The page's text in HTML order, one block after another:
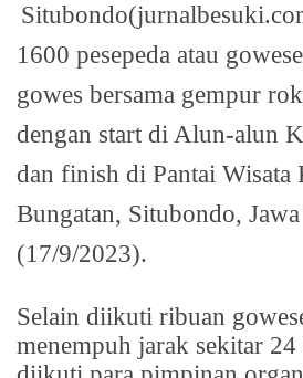
1600 pesepeda atau
gowes bersama gempur
dengan start di Alun-alun
dan finish di Pantai Wisata
Bungatan, Situbondo,
(17/9/2023).
Selain diikuti ribuan
menempuh jarak sekitar